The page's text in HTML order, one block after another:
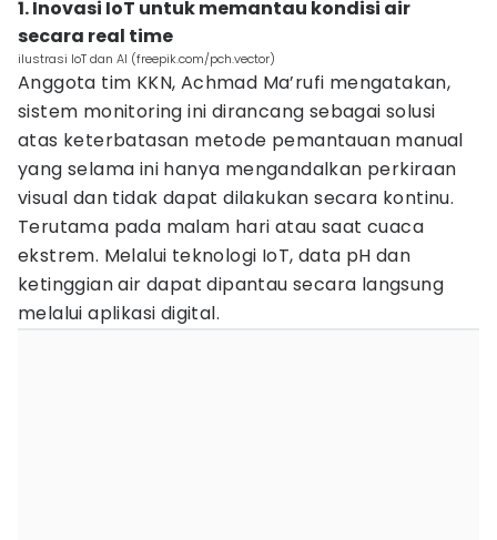
1. Inovasi IoT untuk memantau kondisi air
secara real time
ilustrasi IoT dan AI (freepik.com/pch.vector)
Anggota tim KKN, Achmad Ma’rufi mengatakan,
sistem monitoring ini dirancang sebagai solusi
atas keterbatasan metode pemantauan manual
yang selama ini hanya mengandalkan perkiraan
visual dan tidak dapat dilakukan secara kontinu.
Terutama pada malam hari atau saat cuaca
ekstrem. Melalui teknologi IoT, data pH dan
ketinggian air dapat dipantau secara langsung
melalui aplikasi digital.